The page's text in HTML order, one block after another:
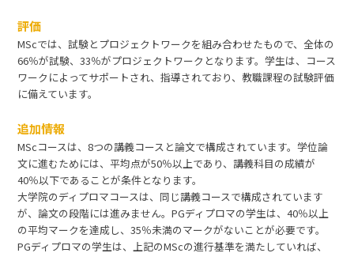
評価
MScでは、試験とプロジェクトワークを組み合わせたもので、全体の
66％が試験、33％がプロジェクトワークとなります。学生は、コース
ワークによってサポートされ、指導されており、教職課程の試験評価
に備えています。
追加情報
MScコースは、8つの講義コースと論文で構成されています。学位論
文に進むためには、平均点が50％以上であり、講義科目の成績が
40％以下であることが条件となります。
大学院のディプロマコースは、同じ講義コースで構成されています
が、論文の段階には進みません。PGディプロマの学生は、40％以上
の平均マークを達成し、35％未満のマークがないことが必要です。
PGディプロマの学生は、上記のMScの進行基準を満たしていれば、